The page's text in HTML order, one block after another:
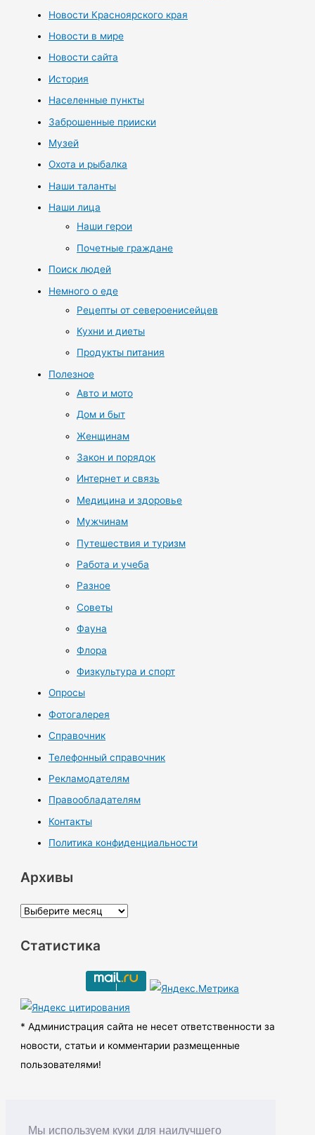
Мы используем куки для наилучшего
Новости Красноярского края
Новости в мире
Новости сайта
История
Населенные пункты
Заброшенные прииски
Музей
Охота и рыбалка
Наши таланты
Наши лица
Наши герои
Почетные граждане
Поиск людей
Немного о еде
Рецепты от североенисейцев
Кухни и диеты
Продукты питания
Полезное
Авто и мото
Дом и быт
Женщинам
Закон и порядок
Интернет и связь
Медицина и здоровье
Мужчинам
Путешествия и туризм
Работа и учеба
Разное
Советы
Фауна
Флора
Физкультура и спорт
Опросы
Фотогалерея
Справочник
Телефонный справочник
Рекламодателям
Правообладателям
Контакты
Политика конфиденциальности
Архивы
А
х
ы
Статистика
* Администрация сайта не несет ответственности за
новости, статьи и комментарии размещенные
пользователями!